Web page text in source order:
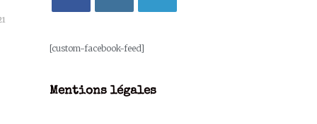
[custom-facebook-feed]
Mentions légales